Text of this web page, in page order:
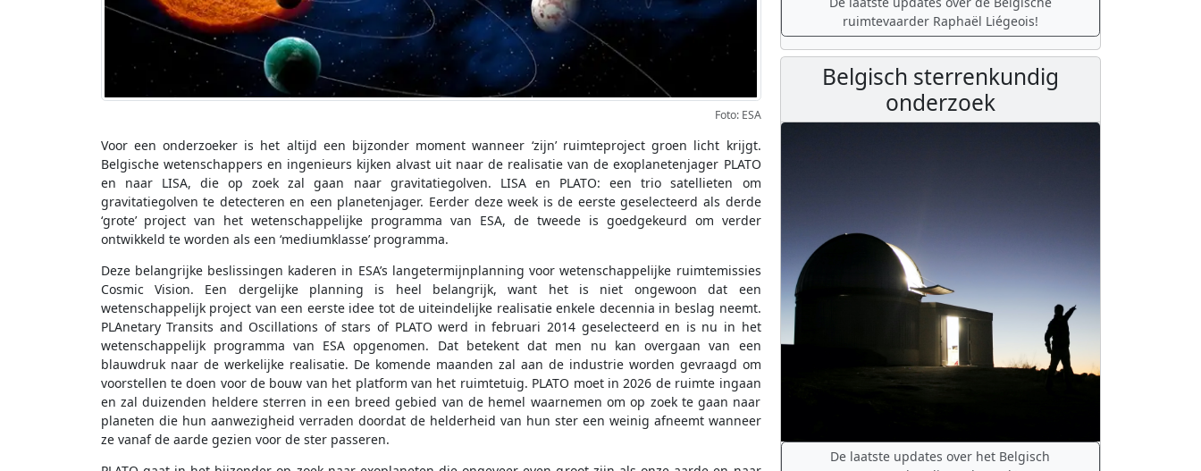
Foto: ESA
Voor een onderzoeker is het altijd een bijzonder moment wanneer ‘zijn’ ruimteproject groen licht krijgt.
Belgische wetenschappers en ingenieurs kijken alvast uit naar de realisatie van de exoplanetenjager PLATO
en naar LISA, die op zoek zal gaan naar gravitatiegolven. LISA en PLATO: een trio satellieten om
gravitatiegolven te detecteren en een planetenjager. Eerder deze week is de eerste geselecteerd als derde
‘grote’ project van het wetenschappelijke programma van ESA, de tweede is goedgekeurd om verder
ontwikkeld te worden als een ‘mediumklasse’ programma.
Deze belangrijke beslissingen kaderen in ESA’s langetermijnplanning voor wetenschappelijke ruimtemissies
Cosmic Vision. Een dergelijke planning is heel belangrijk, want het is niet ongewoon dat een
wetenschappelijk project van een eerste idee tot de uiteindelijke realisatie enkele decennia in beslag neemt.
PLAnetary Transits and Oscillations of stars of PLATO werd in februari 2014 geselecteerd en is nu in het
wetenschappelijk programma van ESA opgenomen. Dat betekent dat men nu kan overgaan van een
blauwdruk naar de werkelijke realisatie. De komende maanden zal aan de industrie worden gevraagd om
voorstellen te doen voor de bouw van het platform van het ruimtetuig. PLATO moet in 2026 de ruimte ingaan
en zal duizenden heldere sterren in een breed gebied van de hemel waarnemen om op zoek te gaan naar
planeten die hun aanwezigheid verraden doordat de helderheid van hun ster een weinig afneemt wanneer
ze vanaf de aarde gezien voor de ster passeren.
ruimtevaarder Raphaël Liégeois!
Belgisch sterrenkundig
onderzoek
De laatste updates over het Belgisch